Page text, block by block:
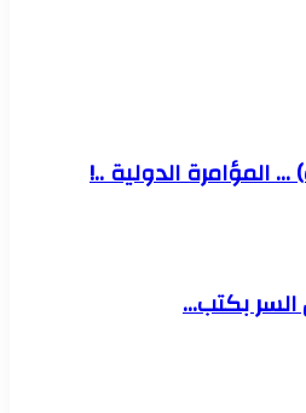
المؤامرة الدولية ..!
بكتب…